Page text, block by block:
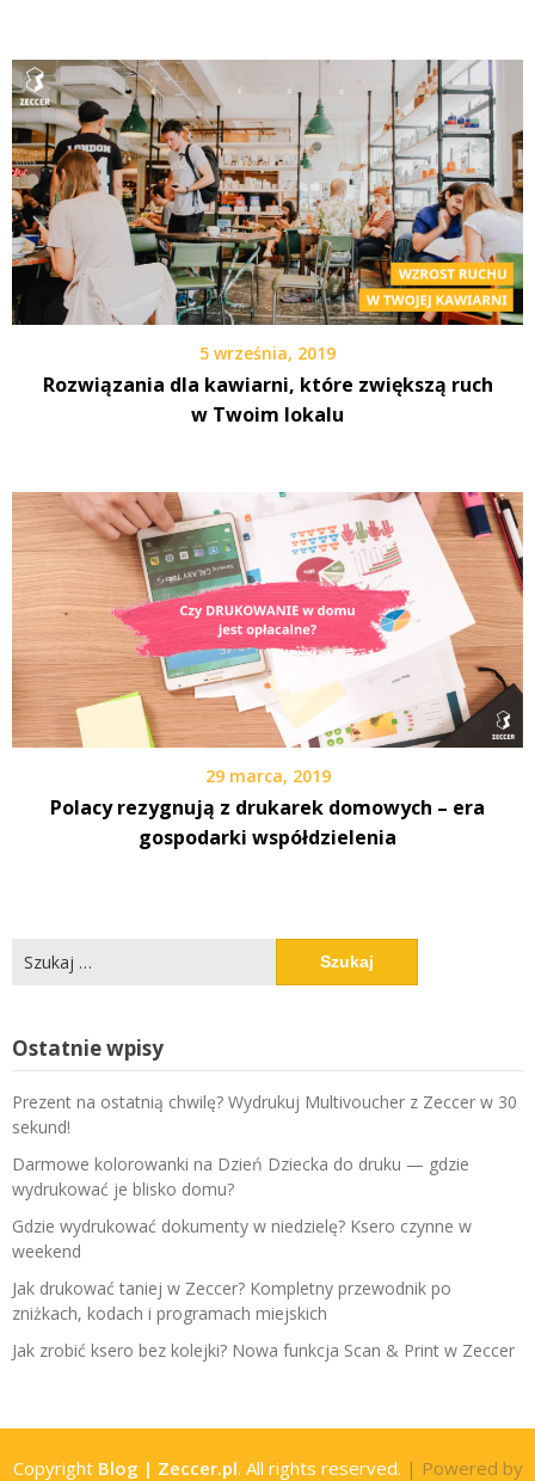
5 września, 2019
Rozwiązania dla kawiarni, które zwiększą ruch
w Twoim lokalu
29 marca, 2019
Polacy rezygnują z drukarek domowych – era
gospodarki współdzielenia
Szukaj:
Ostatnie wpisy
Prezent na ostatnią chwilę? Wydrukuj Multivoucher z Zeccer w 30
sekund!
Darmowe kolorowanki na Dzień Dziecka do druku — gdzie
wydrukować je blisko domu?
Gdzie wydrukować dokumenty w niedzielę? Ksero czynne w
weekend
Jak drukować taniej w Zeccer? Kompletny przewodnik po
zniżkach, kodach i programach miejskich
Jak zrobić ksero bez kolejki? Nowa funkcja Scan & Print w Zeccer
Copyright Blog | Zeccer.pl. All rights reserved. | Powered by